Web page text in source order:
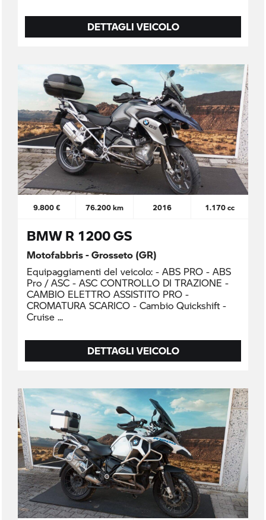
DETTAGLI VEICOLO
9.800 € 76.200 km 2016 1.170 cc
BMW R 1200 GS
Motofabbris - Grosseto (GR)
Equipaggiamenti del veicolo: - ABS PRO - ABS
Pro / ASC - ASC CONTROLLO DI TRAZIONE -
CAMBIO ELETTRO ASSISTITO PRO -
CROMATURA SCARICO - Cambio Quickshift -
Cruise
DETTAGLI VEICOLO